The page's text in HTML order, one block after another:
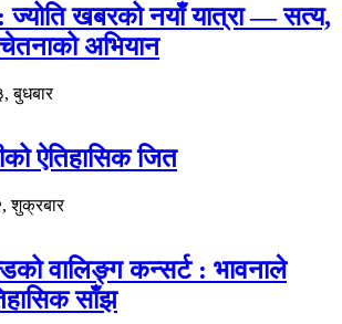
ज्योति खबरको नयाँ यात्रा — सत्य,
अभियान
बुधबार
ऐतिहासिक जित
शुक्रबार
वालिङ्ग कन्सर्ट : भावनाले
साँझ